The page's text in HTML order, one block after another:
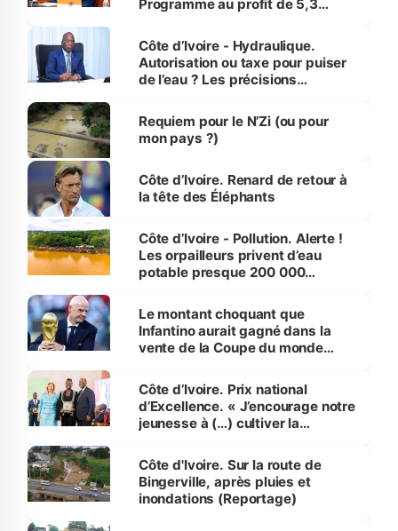
Programme au profit de 5,3
Côte d’Ivoire - Hydraulique.
Autorisation ou taxe pour puiser
de l’eau ? Les précisions
Requiem pour le N’Zi (ou pour
mon pays ?)
Côte d’Ivoire. Renard de retour à
la tête des Éléphants
Côte d’Ivoire - Pollution. Alerte !
Les orpailleurs privent d’eau
potable presque 200 000
Le montant choquant que
Infantino aurait gagné dans la
vente de la Coupe du monde
Côte d’Ivoire. Prix national
d’Excellence. « J’encourage notre
jeunesse à (…) cultiver la
(Alassane Ouattara
Côte d'Ivoire. Sur la route de
Bingerville, après pluies et
inondations (Reportage)